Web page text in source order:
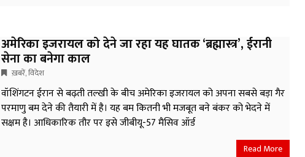
अमेरिका इजरायल को देने जा रहा यह घातक ‘ब्रह्मास्त्र’, ईरानी
सेना का बनेगा काल
ख़बरें,विदेश
वॉशिंगटन ईरान से बढ़ती तल्खी के बीच अमेरिका इजरायल को अपना सबसे बड़ा गैर
परमाणु बम देने की तैयारी में है। यह बम कितनी भी मजबूत बने बंकर को भेदने में
सक्षम है। आधिकारिक तौर पर इसे जीबीयू-57 मैसिव ऑर्ड
Read More